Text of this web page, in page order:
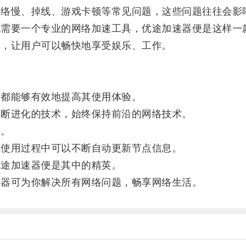
、掉线、游戏卡顿等常见问题，这些问题往往会影
一个专业的网络加速工具，优途加速器便是这样一
用户可以畅快地享受娱乐、工作。
够有效地提高其使用体验。
化的技术，始终保持前沿的网络技术。
过程中可以不断自动更新节点信息。
速器便是其中的精英。
为你解决所有网络问题，畅享网络生活。